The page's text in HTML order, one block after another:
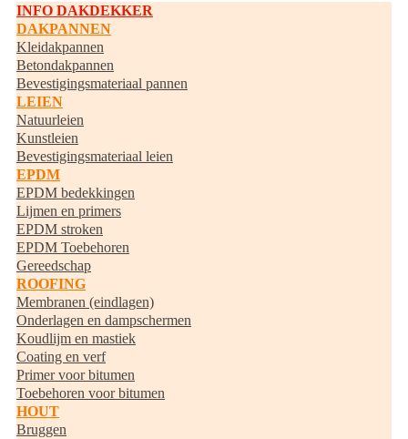
INFO DAKDEKKER
DAKPANNEN
Kleidakpannen
Betondakpannen
Bevestigingsmateriaal pannen
LEIEN
Natuurleien
Kunstleien
Bevestigingsmateriaal leien
EPDM
EPDM bedekkingen
Lijmen en primers
EPDM stroken
EPDM Toebehoren
Gereedschap
ROOFING
Membranen (eindlagen)
Onderlagen en dampschermen
Koudlijm en mastiek
Coating en verf
Primer voor bitumen
Toebehoren voor bitumen
HOUT
Bruggen